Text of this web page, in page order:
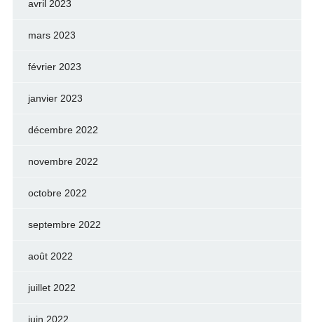
avril 2023
mars 2023
février 2023
janvier 2023
décembre 2022
novembre 2022
octobre 2022
septembre 2022
août 2022
juillet 2022
juin 2022